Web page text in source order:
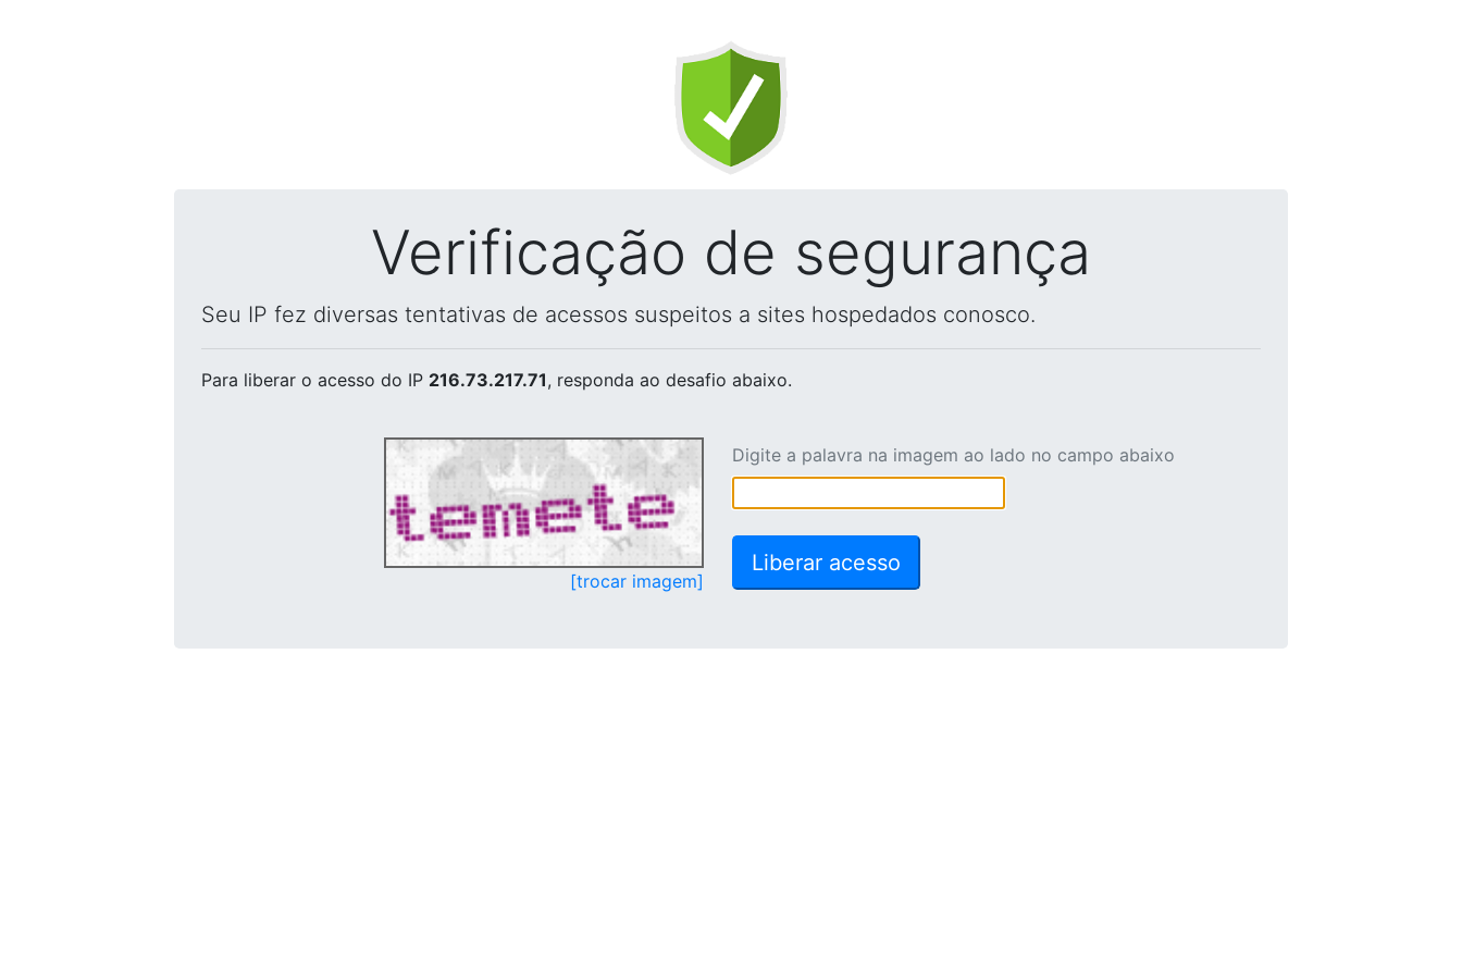
Verificação de segurança
Seu IP fez diversas tentativas de acessos suspeitos a sites hospedados conosco.
Para liberar o acesso do IP 216.73.217.71, responda ao desafio abaixo.
[trocar imagem]
Digite a palavra na imagem ao lado no campo abaixo